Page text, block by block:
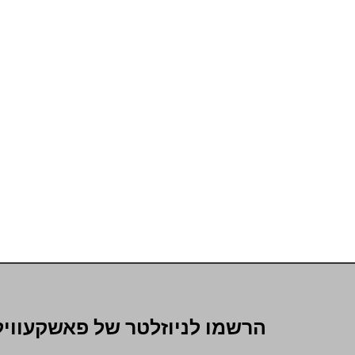
הרשמו לניוזלטר של